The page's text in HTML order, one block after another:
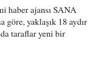
haber ajansı SANA
göre, yaklaşık 18 aydır
taraflar yeni bir